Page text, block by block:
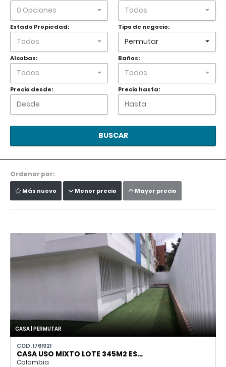
0 Opciones Todos
Estado Propiedad:
Todos
Tipo de negocio:
Permutar
Alcobas:
Todos
Baños:
Todos
Precio desde: Precio hasta:
BUSCAR
Ordenar por:
Más nuevo Menor precio Mayor precio
CASA | PERMUTAR
COD. 1761921
CASA USO MIXTO LOTE 345M2 ES…
Colombia